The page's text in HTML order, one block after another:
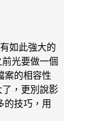
如此強大的
光要做一個
案的相容性
，更別說影
的技巧，用